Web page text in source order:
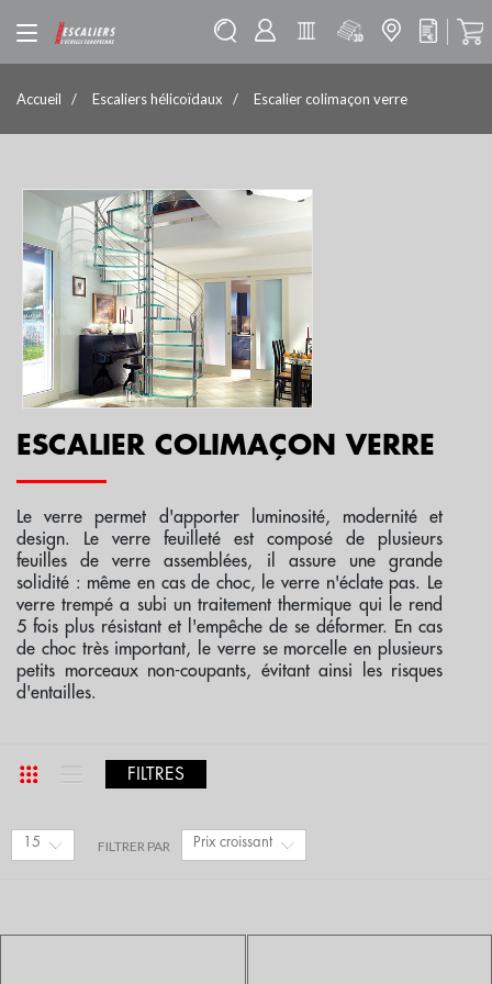
Accueil Escaliers hélicoïdaux Escalier colimaçon verre
ESCALIER COLIMAÇON VERRE
Leverre permet d'apporter luminosité, modernitéet
design. Le verre feuilleté est composé de plusieurs
feuilles de verre assemblées, il assure une grande
solidité : même en cas de choc, le verre n'éclate pas. Le
verre trempé a subi un traitement thermique qui le rend
5 fois plus résistant et l'empêche de se déformer. En cas
de choc très important, le verre se morcelle en plusieurs
petits morceaux non-coupants, évitant ainsi les risques
d'entailles.
FILTRES
15 FILTRER PAR Prix croissant